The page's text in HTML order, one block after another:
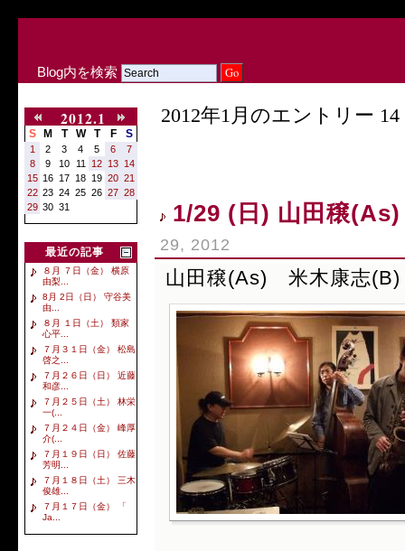
Blog内を検索
2012.1
S M T W T F S
1 2 3 4 5 6
7
8
9 10 11 12 13 14
15 16 17 18 19 20 21
22 23 24 25 26 27 28
29 30 31
最近の記事
８月 ７日（金） 横原
由梨...
8月 2日（日） 守谷美
由...
８月 １日（土） 類家
心平...
７月３１日（金） 松島
啓之...
７月２６日（日） 近藤
和彦...
７月２５日（土） 林栄
一(...
７月２４日（金） 峰厚
介(...
７月１９日（日） 佐藤
芳明...
７月１８日（土） 三木
俊雄...
７月１７日（金） 「
Ja...
2012年1月のエントリー
1/29 (日) 山田穣
29, 2012
山田穣(As) 米木康志